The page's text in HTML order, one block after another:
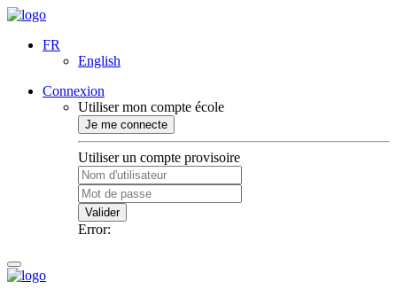
FR
English
Connexion
Utiliser mon compte école
Je me connecte
Utiliser un compte provisoire
Valider
Error: